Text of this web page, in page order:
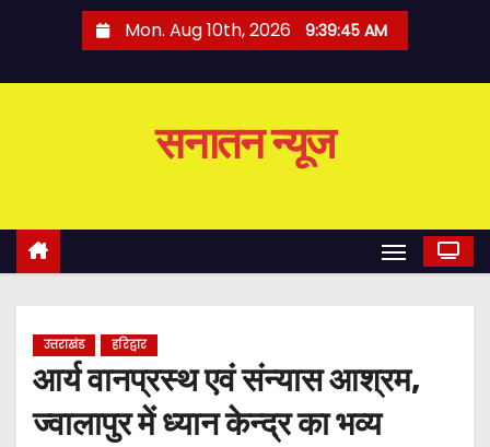
o
Mon. Aug 10th, 2026 9:39:46 AM
सनातन न्यूज
उत्तराखंड हरिद्वार
आर्य वानप्रस्थ एवं संन्यास आश्रम,
ज्वालापुर में ध्यान केन्द्र का भव्य